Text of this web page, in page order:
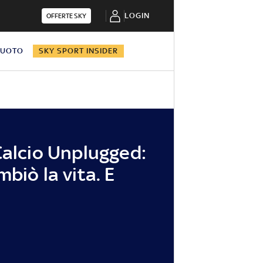
OFFERTE SKY LOGIN
SKY SPORT INSIDER
Unplugged:
la vita. E